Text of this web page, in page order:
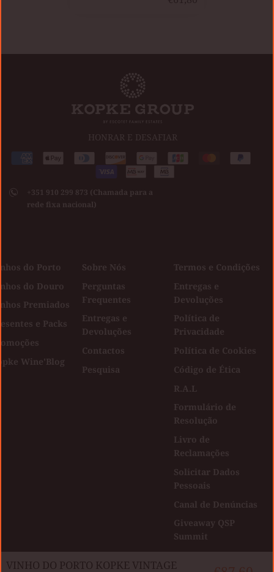
VINHO DO PORTO KOPKE VINTAGE
HONRAR E DESAFIAR
Métodos
aceites
AmericanApple
Diners DiscoverGoogle
pay
Jcb Master Paypal
Visa
+351 910 299 873 (Chamada para a
rede fixa nacional)
do Porto
do Douro
Premiados
e Packs
Wine'Blog
Sobre Nós
Perguntas
Frequentes
Entregas e
Devoluções
Contactos
Pesquisa
Termos e Condições
Entregas e
Devoluções
Política de
Privacidade
Política de Cookies
Código de Ética
R.A.L
Formulário de
Resolução
Livro de
Reclamações
Solicitar Dados
Pessoais
Canal de Denúncias
Giveaway QSP
Summit